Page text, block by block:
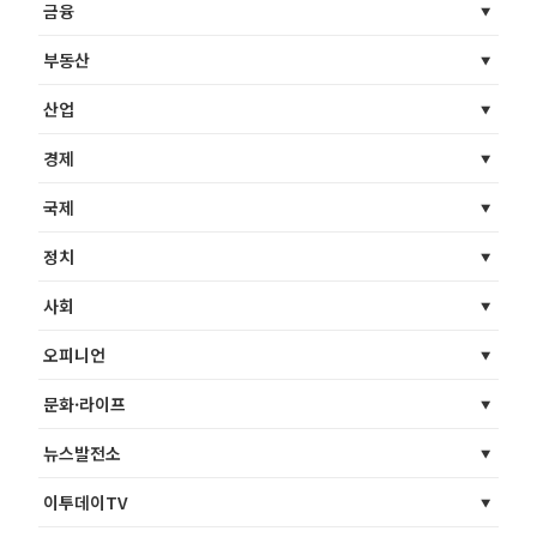
금융
부동산
산업
경제
국제
정치
사회
오피니언
문화·라이프
뉴스발전소
이투데이TV